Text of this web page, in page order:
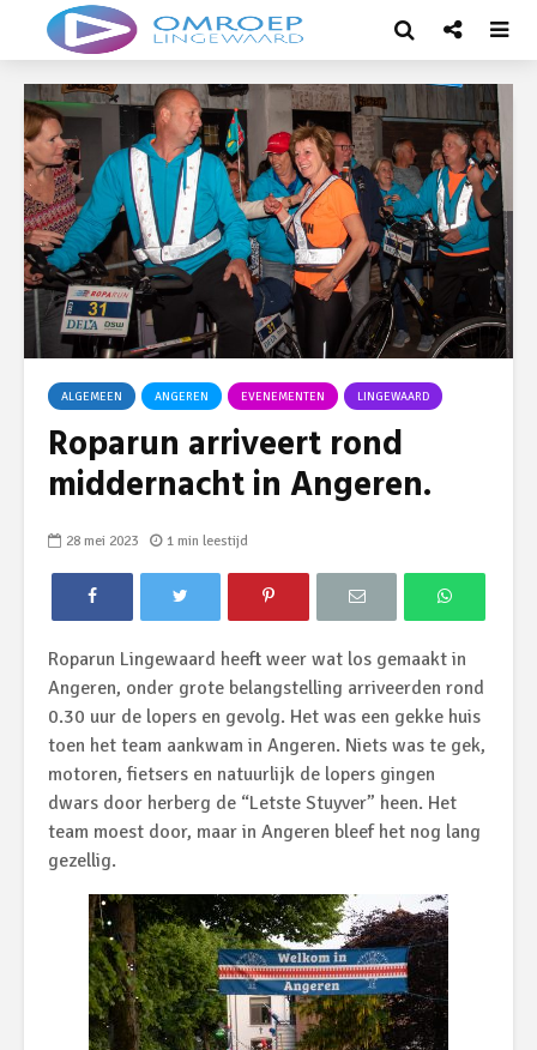
ALGEMEEN ANGEREN EVENEMENTEN LINGEWAARD
Roparun arriveert rond
middernacht in Angeren.
28 mei 2023 1 min leestijd
Roparun Lingewaard heeft weer wat los gemaakt in
Angeren, onder grote belangstelling arriveerden rond
0.30 uur de lopers en gevolg. Het was een gekke huis
toen het team aankwam in Angeren. Niets was te gek,
motoren, fietsers en natuurlijk de lopers gingen
dwars door herberg de “Letste Stuyver” heen. Het
team moest door, maar in Angeren bleef het nog lang
gezellig.